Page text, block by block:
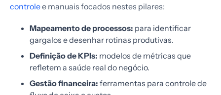
controlee manuais focados nestes pilares:
Mapeamento de processos: para identificar
gargalos e desenhar rotinas produtivas.
Definição de KPIs: modelos de métricas que
refletem a saúde real do negócio.
Gestão financeira: ferramentas para controle de